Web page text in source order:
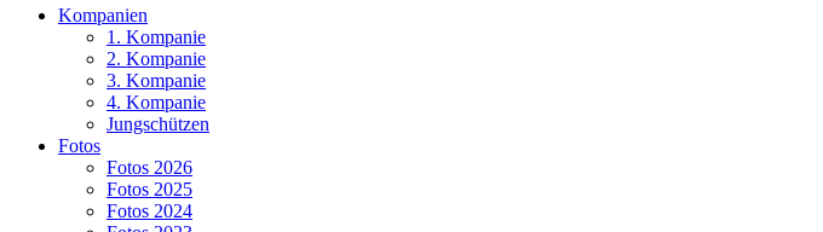
Kompanien
1. Kompanie
2. Kompanie
3. Kompanie
4. Kompanie
Jungschützen
Fotos
Fotos 2026
Fotos 2025
Fotos 2024